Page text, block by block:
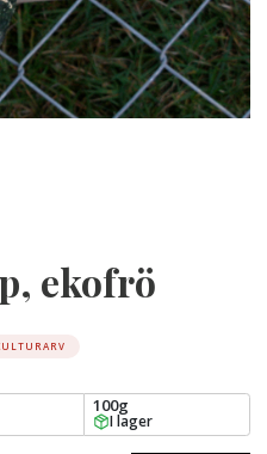
ekofrö
100g
I lager